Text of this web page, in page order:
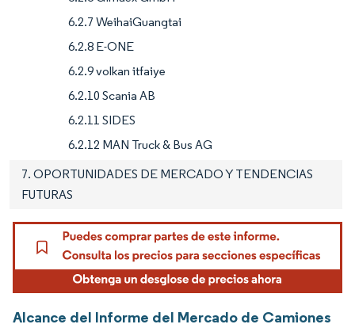
6.2.7 WeihaiGuangtai
6.2.8 E-ONE
6.2.9 volkan itfaiye
6.2.10 Scania AB
6.2.11 SIDES
6.2.12 MAN Truck & Bus AG
7. OPORTUNIDADES DE MERCADO Y TENDENCIAS
FUTURAS
Alcance del Informe del Mercado de Camiones